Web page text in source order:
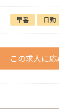
早番 日勤
この求人に